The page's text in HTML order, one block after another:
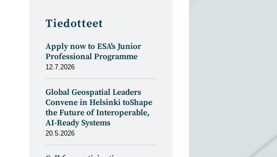
Tiedotteet
Apply now to ESA's Junior
Professional Programme
12.7.2026
Global Geospatial Leaders
Convene in Helsinki toShape
the Future of Interoperable,
AI-Ready Systems
20.5.2026